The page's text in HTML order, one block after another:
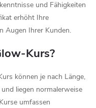
und Fähigkeiten
erhöht Ihre
Augen Ihrer Kunden.
Kurs?
können je nach Länge,
liegen normalerweise
umfassen